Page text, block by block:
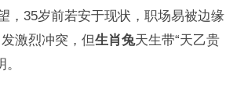
，35岁前若安于现状，职场易被边缘
激烈冲突，但生肖兔天生带“天乙贵